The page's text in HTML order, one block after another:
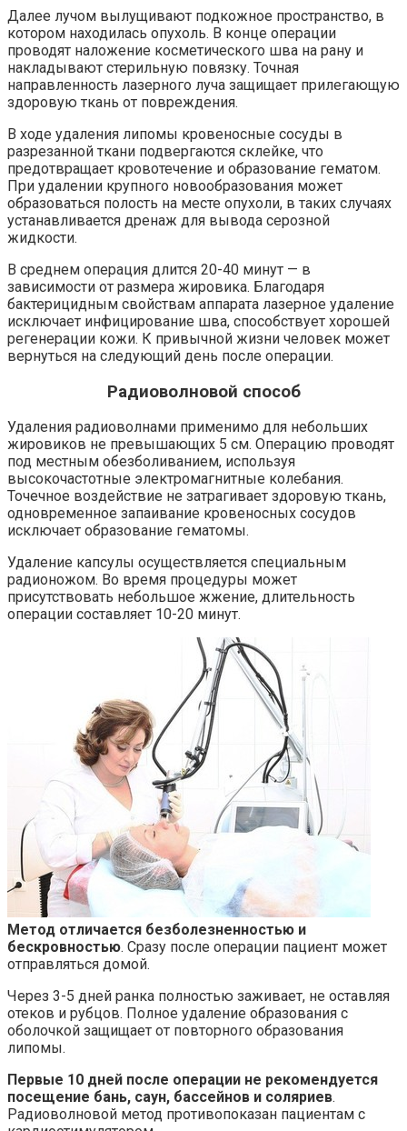
Далее лучом вылущивают подкожное пространство, в
котором находилась опухоль. В конце операции
проводят наложение косметического шва на рану и
накладывают стерильную повязку. Точная
направленность лазерного луча защищает прилегающую
здоровую ткань от повреждения.
В ходе удаления липомы кровеносные сосуды в
разрезанной ткани подвергаются склейке, что
предотвращает кровотечение и образование гематом.
При удалении крупного новообразования может
образоваться полость на месте опухоли, в таких случаях
устанавливается дренаж для вывода серозной
жидкости.
В среднем операция длится 20-40 минут — в
зависимости от размера жировика. Благодаря
бактерицидным свойствам аппарата лазерное удаление
исключает инфицирование шва, способствует хорошей
регенерации кожи. К привычной жизни человек может
вернуться на следующий день после операции.
Радиоволновой способ
Удаления радиоволнами применимо для небольших
жировиков не превышающих 5 см. Операцию проводят
под местным обезболиванием, используя
высокочастотные электромагнитные колебания.
Точечное воздействие не затрагивает здоровую ткань,
одновременное запаивание кровеносных сосудов
исключает образование гематомы.
Удаление капсулы осуществляется специальным
радионожом. Во время процедуры может
присутствовать небольшое жжение, длительность
операции составляет 10-20 минут.
Метод отличается безболезненностью и
бескровностью. Сразу после операции пациент может
отправляться домой.
Через 3-5 дней ранка полностью заживает, не оставляя
отеков и рубцов. Полное удаление образования с
оболочкой защищает от повторного образования
липомы.
Первые 10 дней после операции не рекомендуется
посещение бань, саун, бассейнов и соляриев.
Радиоволновой метод противопоказан пациентам с